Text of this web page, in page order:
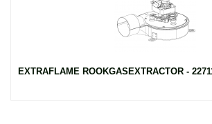
EXTRAFLAME ROOKGASEXTRACTOR -